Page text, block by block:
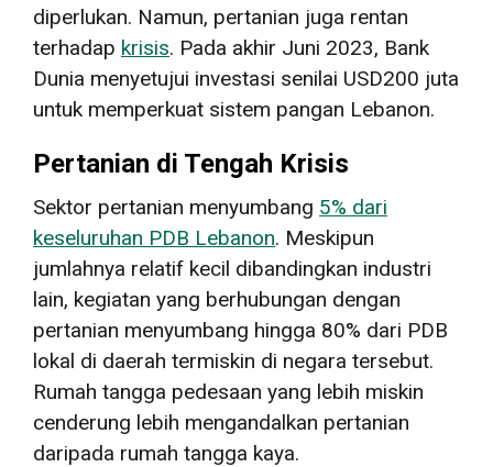
diperlukan. Namun, pertanian juga rentan
terhadap krisis. Pada akhir Juni 2023, Bank
Dunia menyetujui investasi senilai USD200 juta
untuk memperkuat sistem pangan Lebanon.
Pertanian di Tengah Krisis
Sektor pertanian menyumbang 5% dari
keseluruhan PDB Lebanon. Meskipun
jumlahnya relatif kecil dibandingkan industri
lain, kegiatan yang berhubungan dengan
pertanian menyumbang hingga 80% dari PDB
lokal di daerah termiskin di negara tersebut.
Rumah tangga pedesaan yang lebih miskin
cenderung lebih mengandalkan pertanian
daripada rumah tangga kaya.